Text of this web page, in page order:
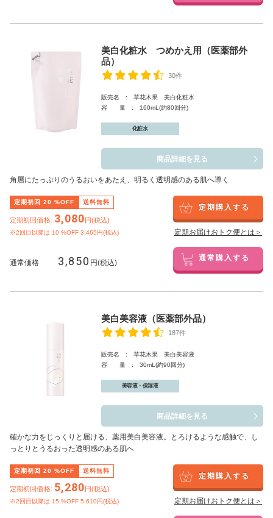
美白化粧水 つめかえ用（医薬部外
品）
30件
販売名 : 草花木果 美白化粧水
容 量 : 160mL(約80回分)
化粧水
商品詳細を見る
角層にたっぷりのうるおいをあたえ、明るく透明感のある肌へ導く
定期初回 20 %OFF 送料無料
定期初回価格: 3,080円(税込)
※2回目以降は 10 %OFF 3,465円(税込)
定期購入する
定期お届けおトク便とは＞
通常価格 3,850 円(税込) 通常購入する
美白美容液（医薬部外品）
187件
販売名 : 草花木果 美白美容液
容 量 : 30mL(約90回分)
美容液・保湿液
商品詳細を見る
確かな力をじっくりと届ける、薬用美白美容液。とろけるような感触で、し
っとりとうるおった透明感のある肌へ
定期初回 20 %OFF 送料無料
定期初回価格: 5,280円(税込)
※2回目以降は 15 %OFF 5,610円(税込)
定期購入する
定期お届けおトク便とは＞